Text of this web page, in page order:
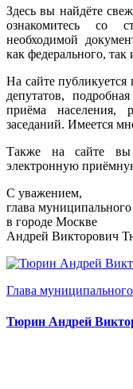
Здесь вы найдёте
ознакомитесь со
необходимой
как федерального, так
На сайте публикуется
депутатов,
приёма населения,
заседаний. Имеется
Также на сайте вы
электронную
С уважением,
глава
в городе Москве
Андрей Викторович
Глава
Тюрин Андрей